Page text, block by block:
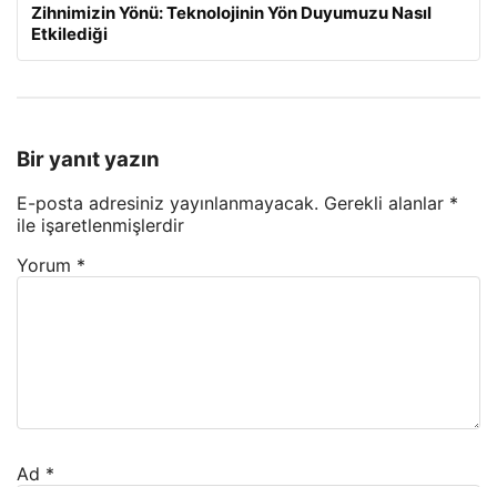
Zihnimizin Yönü: Teknolojinin Yön Duyumuzu Nasıl
Etkilediği
Bir yanıt yazın
E-posta adresiniz yayınlanmayacak. Gerekli alanlar *
ile işaretlenmişlerdir
Yorum *
Ad *